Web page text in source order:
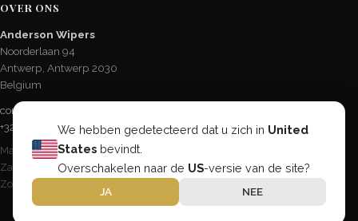
We hebben gedetecteerd dat u zich in United
States bevindt.
Overschakelen naar de US-versie van de site?
JA NEE
OVER ONS
Anderson Wipers
Noorderlaan 94
Antwerp, Antwerp 2030
Belgium
contact@AndersonChevroletCA.com
+32 3 237 48 61
Ma - Vr / 8:15 - 17:00
Za / 8:30 - 12:30
Zo & feestdagen / Gesloten